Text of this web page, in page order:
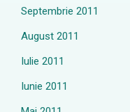
Septembrie 2011
August 2011
Iulie 2011
Iunie 2011